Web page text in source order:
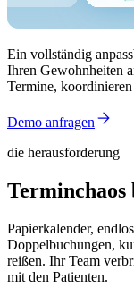
Ein vollständig
Ihren Gewohnheiten
Termine,
Demo anfragen
die herausforderung
Terminchaos
Papierkalender,
Doppelbuchungen,
reißen. Ihr Team
mit den Patienten.